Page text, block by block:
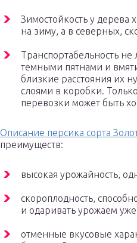
Зимостойкость у дерева
на зиму, а в северных,
Транспортабельность
темными пятнами и
близкие расстояния их
слоями в коробки.
перевозки может быть
Описание персика сорта
преимуществ:
высокая урожайность,
скороплодность,
и одаривать урожаем
отменные вкусовые